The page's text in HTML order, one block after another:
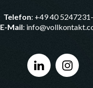
Telefon: +49 40
E-Mail: